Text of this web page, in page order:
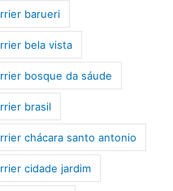
barueri
bela vista
bosque da sáude
brasil
chácara santo antonio
cidade jardim